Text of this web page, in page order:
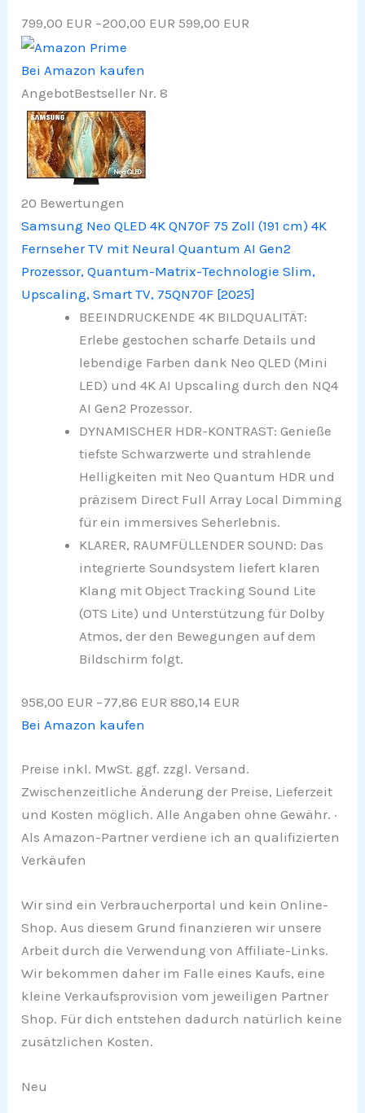
799,00 EUR −200,00 EUR 599,00 EUR
Bei Amazon kaufen
AngebotBestseller Nr. 8
20 Bewertungen
Samsung Neo QLED 4K QN70F 75 Zoll (191 cm) 4K
Fernseher TV mit Neural Quantum AI Gen2
Prozessor, Quantum-Matrix-Technologie Slim,
Upscaling, Smart TV, 75QN70F [2025]
BEEINDRUCKENDE 4K BILDQUALITÄT:
Erlebe gestochen scharfe Details und
lebendige Farben dank Neo QLED (Mini
LED) und 4K AI Upscaling durch den NQ4
AI Gen2 Prozessor.
DYNAMISCHER HDR-KONTRAST: Genieße
tiefste Schwarzwerte und strahlende
Helligkeiten mit Neo Quantum HDR und
präzisem Direct Full Array Local Dimming
für ein immersives Seherlebnis.
KLARER, RAUMFÜLLENDER SOUND: Das
integrierte Soundsystem liefert klaren
Klang mit Object Tracking Sound Lite
(OTS Lite) und Unterstützung für Dolby
Atmos, der den Bewegungen auf dem
Bildschirm folgt.
958,00 EUR −77,86 EUR 880,14 EUR
Bei Amazon kaufen
Preise inkl. MwSt. ggf. zzgl. Versand.
Zwischenzeitliche Änderung der Preise, Lieferzeit
und Kosten möglich. Alle Angaben ohne Gewähr. ·
Als Amazon-Partner verdiene ich an qualifizierten
Verkäufen
Wir sind ein Verbraucherportal und kein Online-
Shop. Aus diesem Grund finanzieren wir unsere
Arbeit durch die Verwendung von Affiliate-Links.
Wir bekommen daher im Falle eines Kaufs, eine
kleine Verkaufsprovision vom jeweiligen Partner
Shop. Für dich entstehen dadurch natürlich keine
zusätzlichen Kosten.
Neu